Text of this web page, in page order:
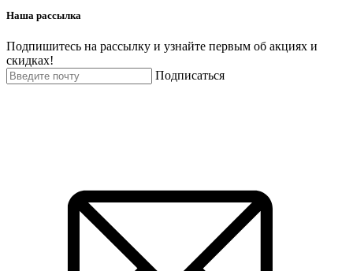
Наша рассылка
Подпишитесь на рассылку и узнайте первым об акциях и
скидках!
Подписаться